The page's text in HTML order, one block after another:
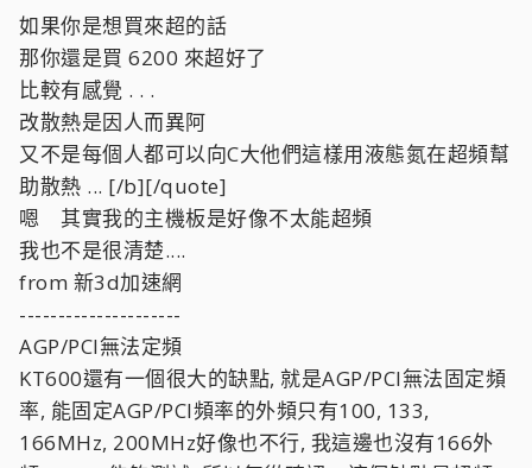
如果你是想買來超的話
那你還是買 6200 來超好了
比較有感覺 . . .
改散熱是因人而異阿
又不是每個人都可以向C大他們這樣用液態氮在超頻幫
助散熱 ... [/b][/quote]
嗯 其實我的主機板是好像不太能超頻
我也不是很清楚....
from 新3d加速網
---------------------
AGP/PCI無法定頻
KT600還有一個很大的缺點, 就是AGP/PCI無法固定頻
率, 能固定AGP/PCI頻率的外頻只有100, 133,
166MHz, 200MHz好像也不行, 我這邊也沒有166外